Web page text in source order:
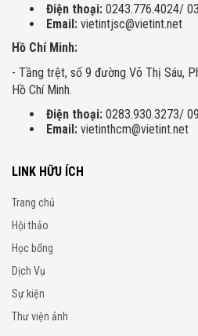
Điện thoại: 0243.776.4024/
Email: vietintjsc@vietint.net
Hồ Chí Minh:
- Tầng trệt, số 9 đường Võ Thị Sáu,
Hồ Chí Minh.
Điện thoại: 0283.930.3273/
Email: vietinthcm@vietint.net
LINK HỮU ÍCH
Trang chủ
Hội thảo
Học bổng
Dịch Vụ
Sự kiện
Thư viện ảnh